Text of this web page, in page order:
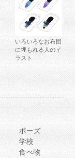
いろいろなお布団
に埋もれる人のイ
ラスト
ポーズ
学校
食べ物